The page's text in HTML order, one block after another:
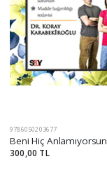
9786050203677
Beni Hiç Anlamıyorsun
300,00 TL